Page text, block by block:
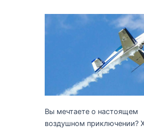
Вы мечтаете о настоящем
воздушном приключении?